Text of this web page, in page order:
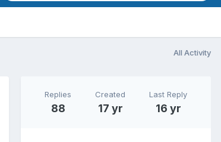
All Activity
Replies
88
Created
17 yr
Last Reply
16 yr